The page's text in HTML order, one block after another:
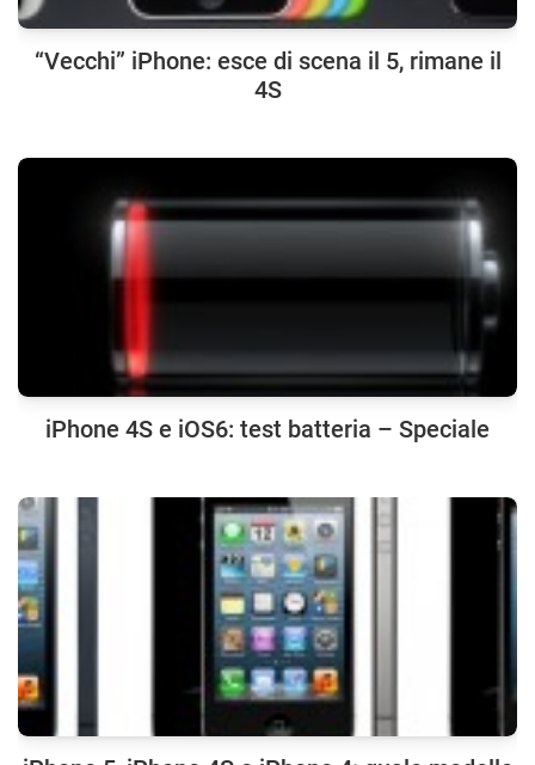
“Vecchi” iPhone: esce di scena il 5, rimane il
4S
iPhone 4S e iOS6: test batteria – Speciale